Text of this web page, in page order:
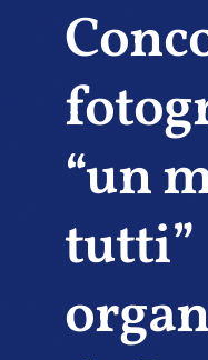
“un
tutti”